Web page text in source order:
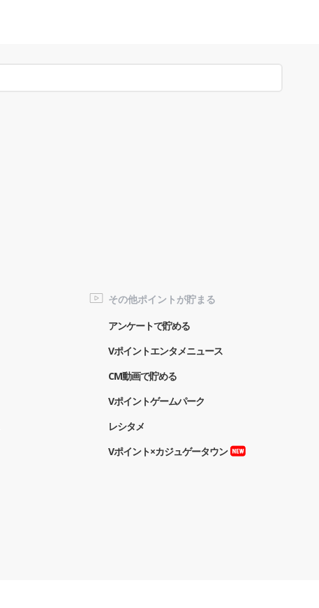
その他ポイントが貯まる
アンケートで貯める
Vポイントエンタメニュース
CM動画で貯める
Vポイントゲームパーク
レシタメ
Vポイント×カジュゲータウン